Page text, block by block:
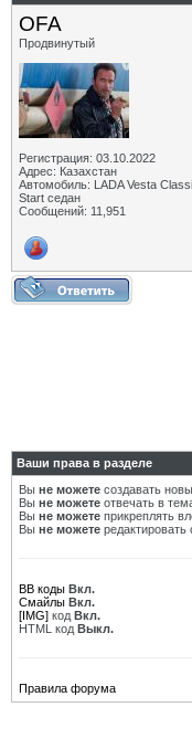
OFA
Продвинутый
Регистрация: 03.10.2022
Адрес: Казахстан
Автомобиль: LADA Vesta
Start седан
Сообщений: 11,951
Ваши права в разделе
Вы не можете создавать
Вы не можете отвечать в
Вы не можете прикреплять
Вы не можете
BB коды Вкл.
Смайлы Вкл.
[IMG] код Вкл.
HTML код Выкл.
Правила форума